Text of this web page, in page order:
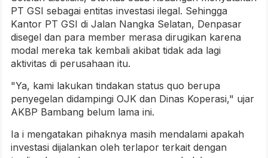
PT GSI sebagai entitas investasi ilegal. Sehingga
Kantor PT GSI di Jalan Nangka Selatan, Denpasar
disegel dan para member merasa dirugikan karena
modal mereka tak kembali akibat tidak ada lagi
aktivitas di perusahaan itu.
"Ya, kami lakukan tindakan status quo berupa
penyegelan didampingi OJK dan Dinas Koperasi," ujar
AKBP Bambang belum lama ini.
Ia i mengatakan pihaknya masih mendalami apakah
investasi dijalankan oleh terlapor terkait dengan